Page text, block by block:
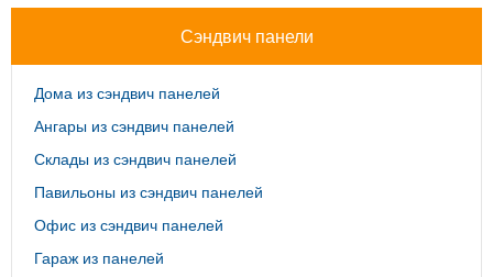
Сэндвич панели
Дома из сэндвич панелей
Ангары из сэндвич панелей
Склады из сэндвич панелей
Павильоны из сэндвич панелей
Офис из сэндвич панелей
Гараж из панелей